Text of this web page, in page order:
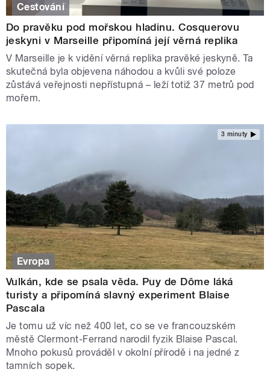
Cestování
Do pravěku pod mořskou hladinu. Cosquerovu
jeskyni v Marseille připomíná její věrná replika
V Marseille je k vidění věrná replika pravěké jeskyně. Ta
skutečná byla objevena náhodou a kvůli své poloze
zůstává veřejnosti nepřístupná – leží totiž 37 metrů pod
mořem.
3 minuty
Evropa
Vulkán, kde se psala věda. Puy de Dôme láká
turisty a připomíná slavný experiment Blaise
Pascala
Je tomu už víc než 400 let, co se ve francouzském
městě Clermont-Ferrand narodil fyzik Blaise Pascal.
Mnoho pokusů prováděl v okolní přírodě i na jedné z
tamních sopek.